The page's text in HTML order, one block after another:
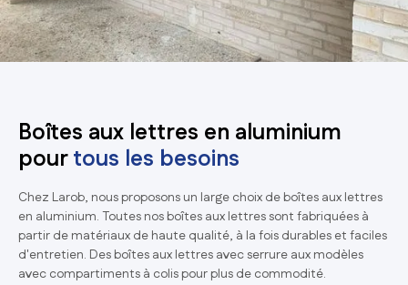
Boîtes aux lettres en aluminium
pourtous les besoins
Chez Larob, nous proposons un large choix de boîtes aux lettres
en aluminium. Toutes nos boîtes aux lettres sont fabriquées à
partir de matériaux de haute qualité, à la fois durables et faciles
d'entretien. Des boîtes aux lettres avec serrure aux modèles
avec compartiments à colis pour plus de commodité.